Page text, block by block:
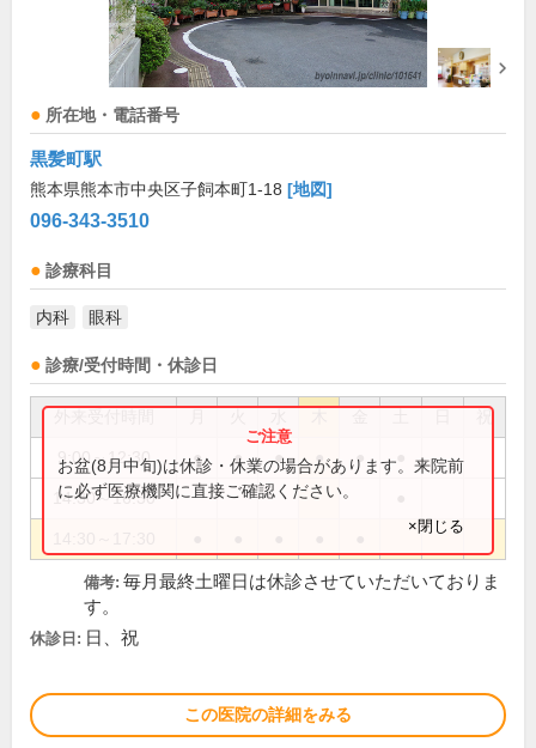
所在地・電話番号
黒髪町駅
熊本県熊本市中央区子飼本町1-18 [地図]
096-343-3510
診療科目
内科 眼科
診療/受付時間・休診日
祝
9:00～12:30 ● ● ● ● ●
14:30～16:30
お盆(8月中旬)は休診・休業の場合があります。来院前
に必ず医療機関に直接ご確認ください。
×閉じる
備考: 毎月最終土曜日は休診させていただいておりま
す。
休診日: 日、祝
この医院の詳細をみる